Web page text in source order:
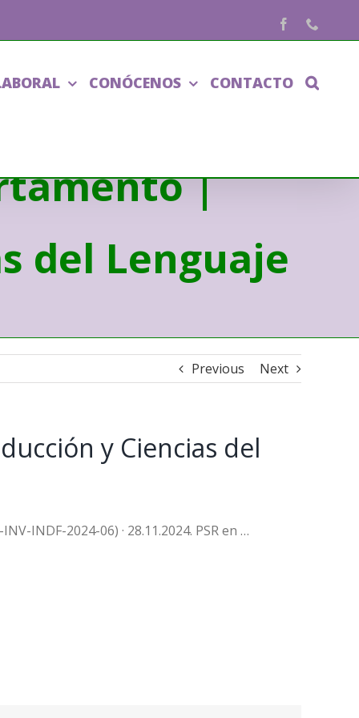
Facebook
CONÓCENOS CONTACTO
|
del Lenguaje
Previous Next
y Ciencias del
INDF-2024-06) · 28.11.2024. PSR en …